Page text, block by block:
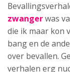
zwangerwas
die ik maar kon
bang en de
over bevallen.
verhalen erg